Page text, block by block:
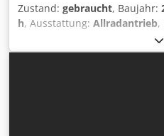
Zustand: gebraucht, Baujahr:
h, Ausstattung: Allradantrieb,
Irrtümer & Zwischenverkauf
Ag Eorf